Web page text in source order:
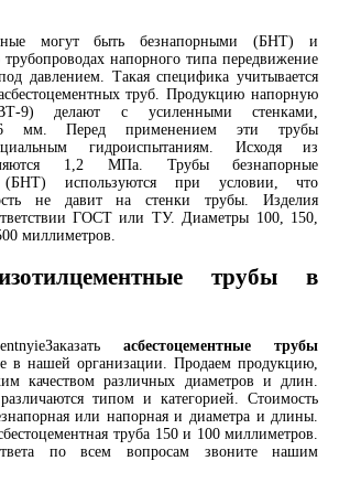
могут быть безнапорными (БНТ) и
напорного типа передвижение
давлением. Такая специфика учитывается
труб. Продукцию напорную
9) делают с усиленными стенками,
мм. Перед применением эти трубы
гидроиспытаниям. Исходя из
1,2 МПа. Трубы безнапорные
(БНТ) используются при условии, что
не давит на стенки трубы. Изделия
ГОСТ или ТУ. Диаметры 100, 150,
миллиметров.
трубы в
Заказатьасбестоцементные трубы
в нашей организации. Продаем продукцию,
качеством различных диаметров и длин.
типом и категорией. Стоимость
или напорная и диаметра и длины.
труба 150 и 100 миллиметров.
по всем вопросам звоните нашим